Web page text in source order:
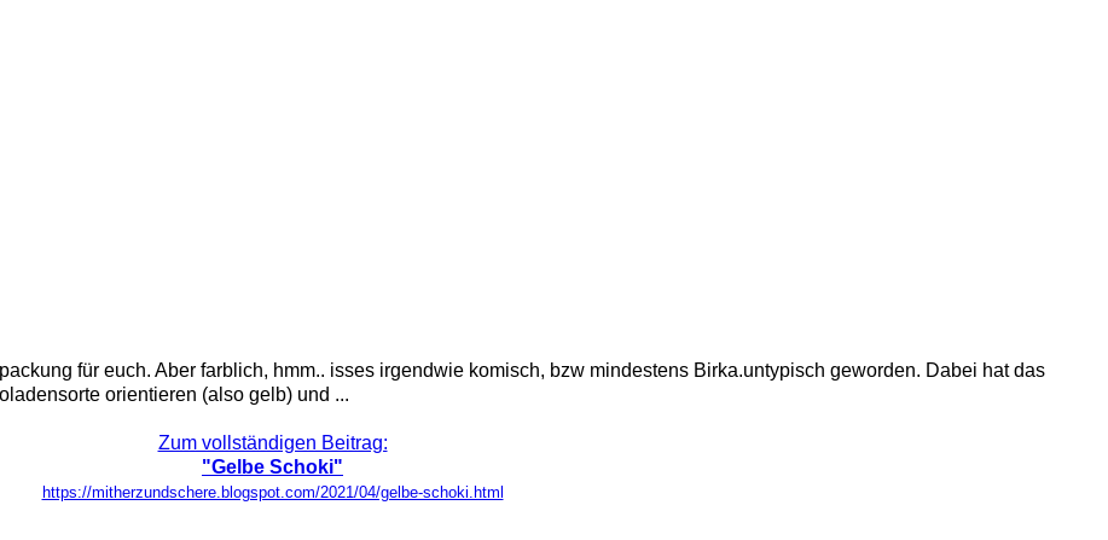
für euch. Aber farblich, hmm.. isses irgendwie komisch, bzw mindestens Birka.untypisch geworden. Dabei hat das
orientieren (also gelb) und ...
Zum vollständigen Beitrag:
"Gelbe Schoki"
https://mitherzundschere.blogspot.com/2021/04/gelbe-schoki.html